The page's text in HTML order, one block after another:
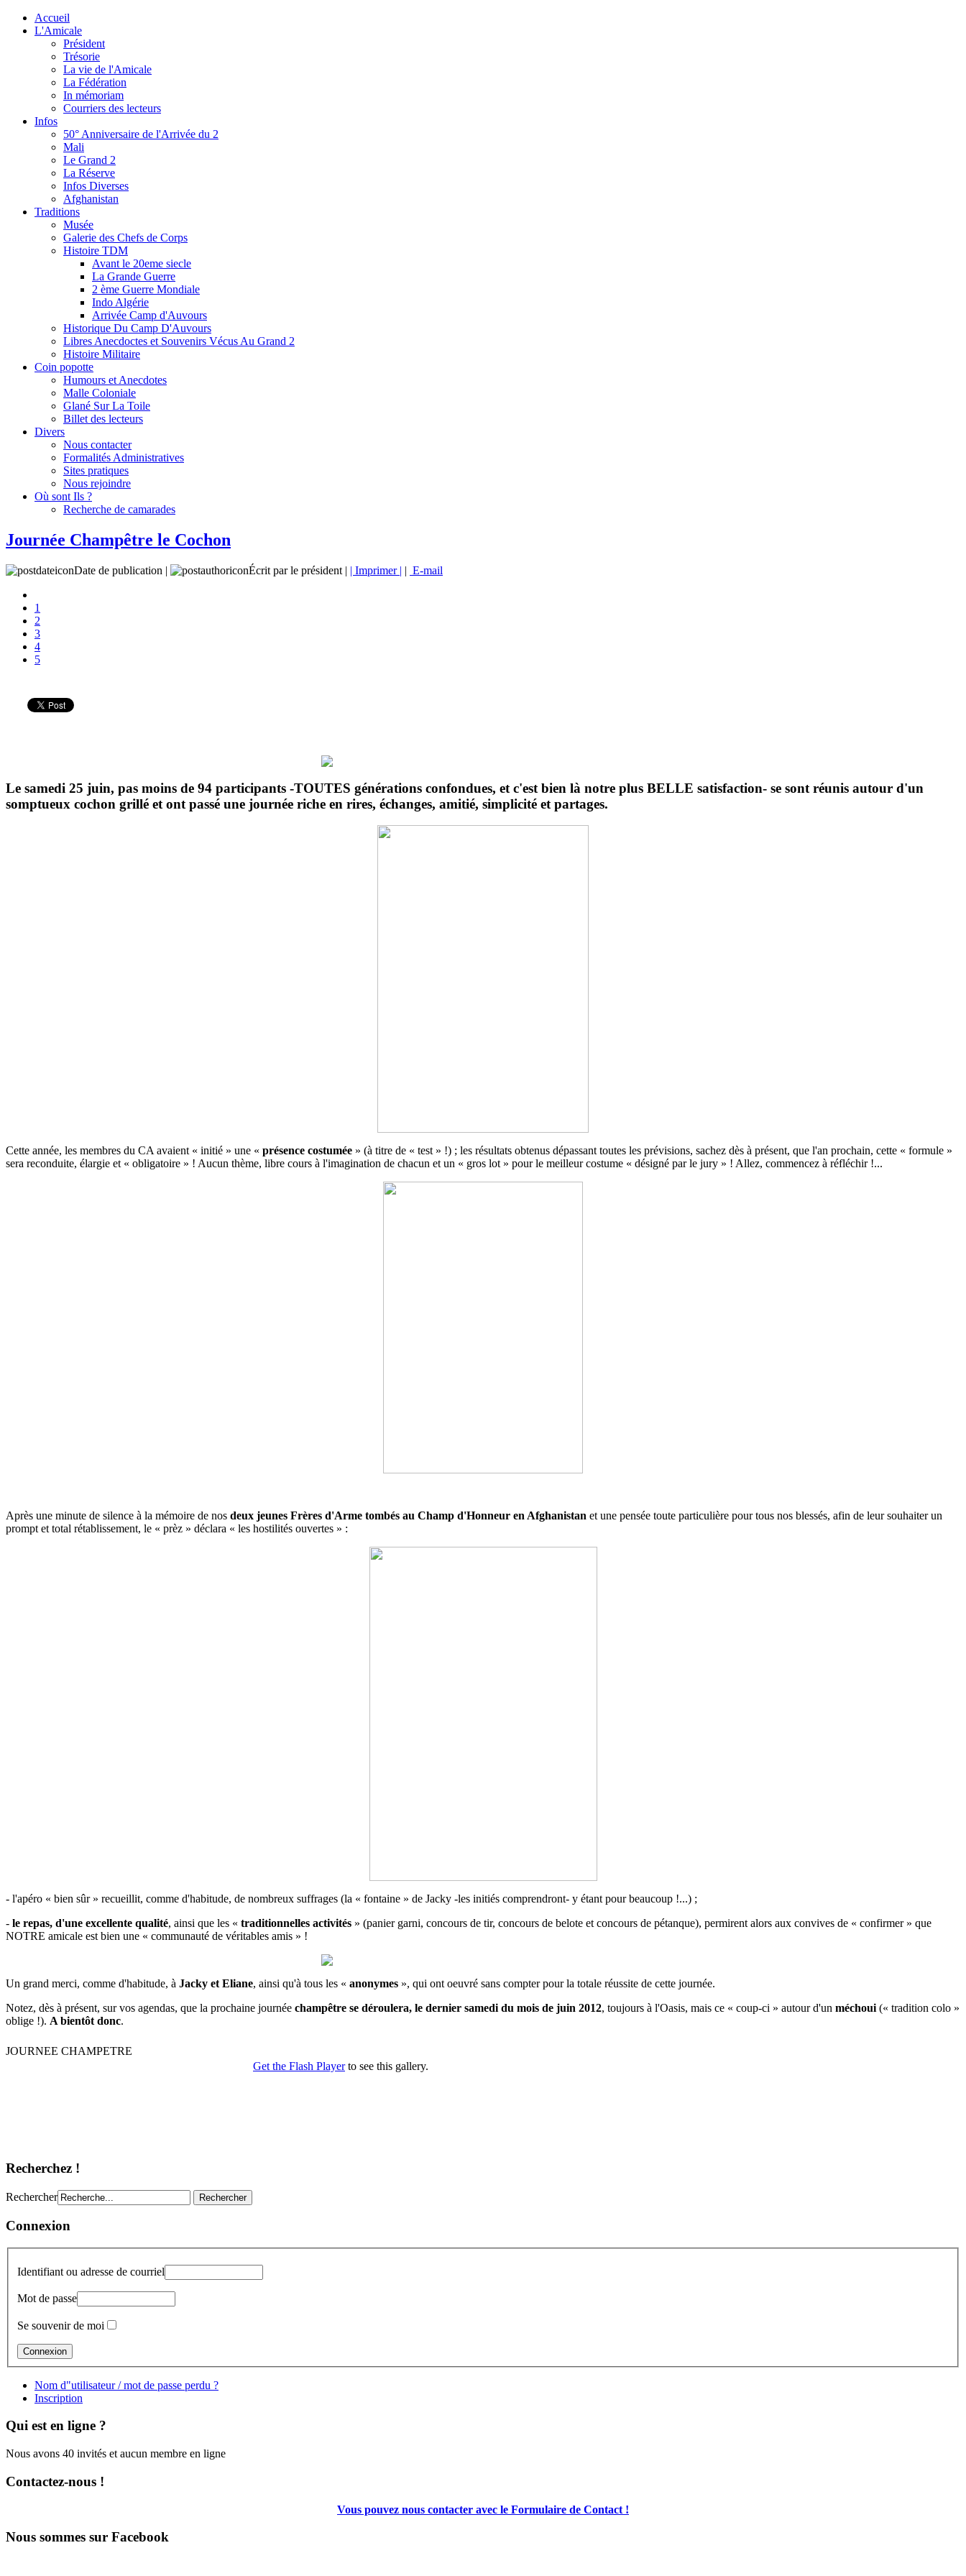
Accueil
L'Amicale
Président
Trésorie
La vie de l'Amicale
La Fédération
In mémoriam
Courriers des lecteurs
Infos
50° Anniversaire de l'Arrivée du 2
Mali
Le Grand 2
La Réserve
Infos Diverses
Afghanistan
Traditions
Musée
Galerie des Chefs de Corps
Histoire TDM
Avant le 20eme siecle
La Grande Guerre
2 ème Guerre Mondiale
Indo Algérie
Arrivée Camp d'Auvours
Historique Du Camp D'Auvours
Libres Anecdoctes et Souvenirs Vécus Au Grand 2
Histoire Militaire
Coin popotte
Humours et Anecdotes
Malle Coloniale
Glané Sur La Toile
Billet des lecteurs
Divers
Nous contacter
Formalités Administratives
Sites pratiques
Nous rejoindre
Où sont Ils ?
Recherche de camarades
Journée Champêtre le Cochon
Date de publication | Écrit par le président | | Imprimer | | E-mail
1
2
3
4
5
Le samedi 25 juin, pas moins de 94 participants -TOUTES générations confondues, et c'est bien là notre plus BELLE satisfaction- se sont réunis autour d'un
somptueux cochon grillé et ont passé une journée riche en rires, échanges, amitié, simplicité et partages.
Cette année, les membres du CA avaient « initié » une « présence costumée » (à titre de « test » !) ; les résultats obtenus dépassant toutes les prévisions, sachez dès à présent, que l'an prochain, cette « formule »
sera reconduite, élargie et « obligatoire » ! Aucun thème, libre cours à l'imagination de chacun et un « gros lot » pour le meilleur costume « désigné par le jury » ! Allez, commencez à réfléchir !...
Après une minute de silence à la mémoire de nos deux jeunes Frères d'Arme tombés au Champ d'Honneur en Afghanistan et une pensée toute particulière pour tous nos blessés, afin de leur souhaiter un
prompt et total rétablissement, le « prèz » déclara « les hostilités ouvertes » :
- l'apéro « bien sûr » recueillit, comme d'habitude, de nombreux suffrages (la « fontaine » de Jacky -les initiés comprendront- y étant pour beaucoup !...) ;
- le repas, d'une excellente qualité, ainsi que les « traditionnelles activités » (panier garni, concours de tir, concours de belote et concours de pétanque), permirent alors aux convives de « confirmer » que
NOTRE amicale est bien une « communauté de véritables amis » !
Un grand merci, comme d'habitude, à Jacky et Eliane, ainsi qu'à tous les « anonymes », qui ont oeuvré sans compter pour la totale réussite de cette journée.
Notez, dès à présent, sur vos agendas, que la prochaine journée champêtre se déroulera, le dernier samedi du mois de juin 2012, toujours à l'Oasis, mais ce « coup-ci » autour d'un méchoui (« tradition colo »
oblige !). A bientôt donc.
Recherchez !
Rechercher
Connexion
Identifiant ou adresse de courriel
Mot de passe
Se souvenir de moi
Nom d"utilisateur / mot de passe perdu ?
Inscription
Qui est en ligne ?
Nous avons 40 invités et aucun membre en ligne
Contactez-nous !
Vous pouvez nous contacter avec le Formulaire de Contact !
Nous sommes sur Facebook